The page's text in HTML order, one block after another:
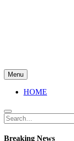
Menu
HOME
Search
for:
Search
Breaking News